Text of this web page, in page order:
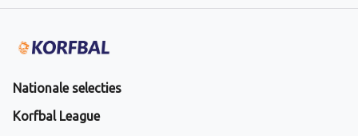
Nationale selecties
Korfbal League